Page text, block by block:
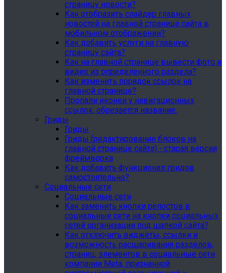
страницу новости?
Как отобразить слайдер главных
новостей на главной странице сайта в
мобильном отображении?
Как добавить услуги на главную
страницу сайта?
Как на главной странице вывести фото и
видео из определенного раздела?
Как изменить порядок ссылок на
главной странице?
Пропали иконки у навигационных
ссылок, обрезается название.
Гриды
Гриды
Гриды (редактирование блоков на
главной странице сайта) - старая версия
фреймворка
Как добавить функционал гридов
самостоятельно?
Социальные сети
Социальные сети
Как заменить кнопки репостов в
социальные сети на кнопки социальных
сетей организации под шапкой сайта?
Как отключить виджеты, ссылки и
возможность расшаривания разделов,
страниц, элементов в социальные сети
компании Meta, признанной